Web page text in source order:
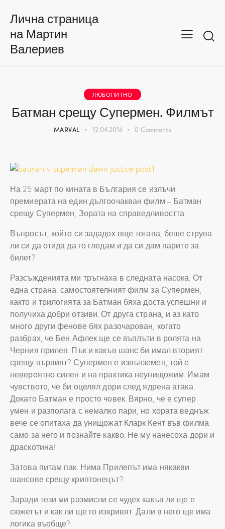
Лична страница
на Мартин
Валериев
ЛЮБОПИТНО
Батман срещу Супермен. Филмът
MARVAL 12.04.2016 0 Comments
На 25 март по кината в България се излъчи
премиерата на един дългоочакван филм – Батман
срещу Супермен, Зората на справедливостта.
Въпросът, който си зададох още тогава, беше струва
ли си да отида да го гледам и да си дам парите за
билет?
Разсъжденията ми тръгнаха в следната насока. От
една страна, самостоятелният филм за Супермен,
както и трилогията за Батман бяха доста успешни и
получиха добри отзиви. От друга страна, и аз като
много други фенове бях разочарован, когато
разбрах, че Бен Афлек ще се въплъти в ролята на
Черния прилеп. Пък и какъв шанс би имал вторият
срещу първият? Супермен е извънземен, той е
невероятно силен и на практика неунищожим. Имам
чувството, че би оцелял дори след ядрена атака.
Докато Батман е просто човек. Вярно, че е супер
умен и разполага с немалко пари, но хората веднъж
вече се опитаха да унищожат Кларк Кент във филма
само за него и познайте какво. Не му нанесоха дори и
драскотина!
Затова питам пак. Нима Прилепът има някакви
шансове срещу криптонецът?
Заради тези ми размисли се чудех какъв ли ще е
сюжетът и как ли ще го изкривят. Дали в него ще има
логика въобще?